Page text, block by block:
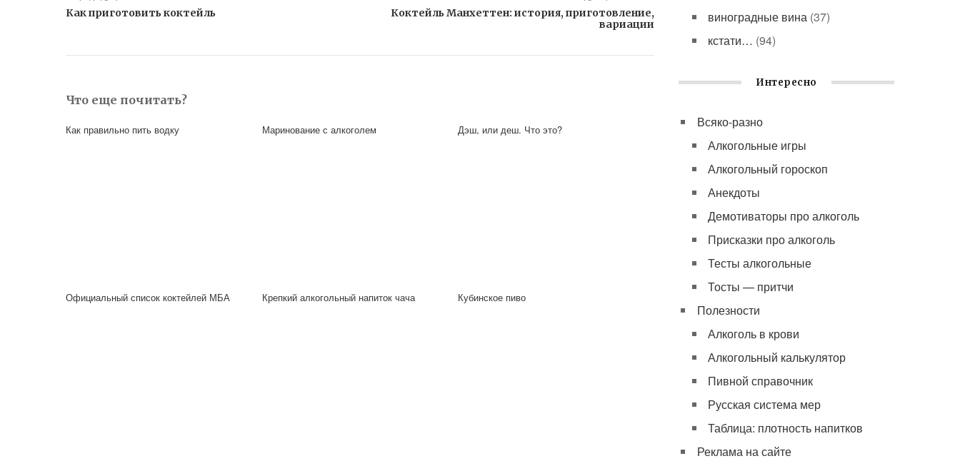
Как приготовить коктейль
Коктейль Манхеттен: история, приготовление,
вариации
Что еще почитать?
Как правильно пить водку Маринование с алкоголем Дэш, или деш. Что это?
Официальный список коктейлей МБА Крепкий алкогольный напиток чача Кубинское пиво
виноградные вина (37)
кстати… (94)
Интересно
Всяко-разно
Алкогольные игры
Алкогольный гороскоп
Анекдоты
Демотиваторы про алкоголь
Присказки про алкоголь
Тесты алкогольные
Тосты — притчи
Полезности
Алкоголь в крови
Алкогольный калькулятор
Пивной справочник
Русская система мер
Таблица: плотность напитков
Реклама на сайте